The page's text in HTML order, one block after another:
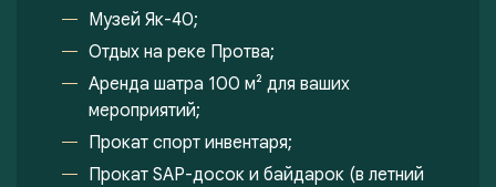
Музей Як-40;
Отдых на реке Протва;
Аренда шатра 100 м² для ваших
мероприятий;
Прокат спорт инвентаря;
Прокат SAP-досок и байдарок (в летний